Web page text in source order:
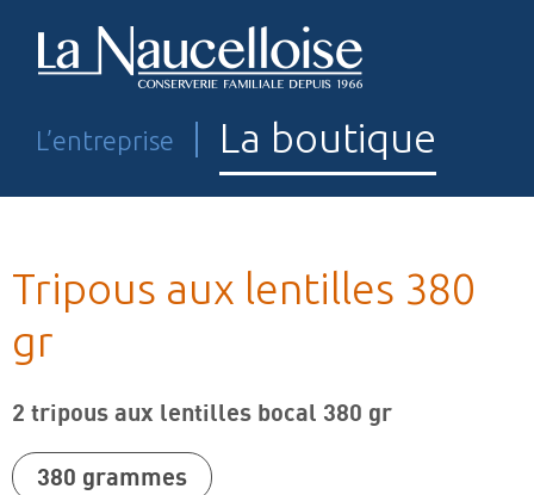
L’entreprise La boutique
Tripous Charles Savy
Tripes
Tripous aux lentilles 380
gr
2 tripous aux lentilles bocal 380 gr
380 grammes